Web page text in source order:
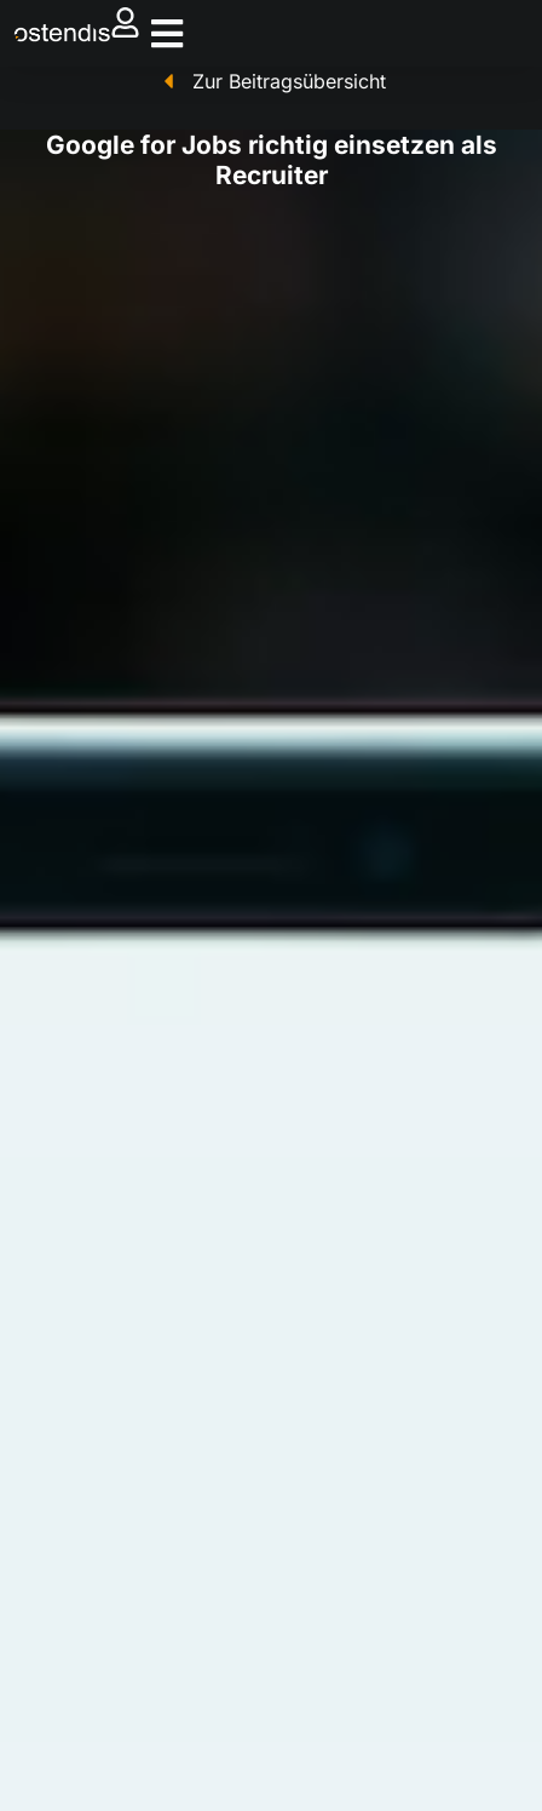
Zur Beitragsübersicht
Google for Jobs richtig einsetzen als
Recruiter